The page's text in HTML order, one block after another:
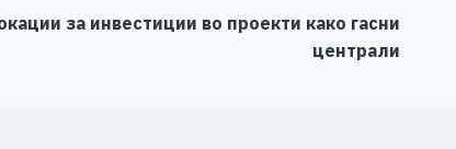
за инвестиции во проекти како гасни
централи